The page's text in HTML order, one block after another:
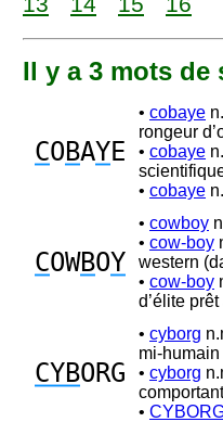
Il y a 3 mots de
COBAYE
• cobaye
rongeur
• cobaye
• cobaye
COWBOY
• cowboy
• cow-boy
western
• cow-boy
d’élite
CYBORG
• cyborg
mi-
• cyborg
•